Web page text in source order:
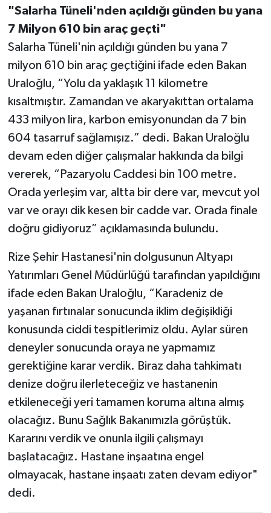
"Salarha Tüneli'nden açıldığı günden bu yana
7 Milyon 610 bin araç geçti"
Salarha Tüneli'nin açıldığı günden bu yana 7
milyon 610 bin araç geçtiğini ifade eden Bakan
Uraloğlu, “Yolu da yaklaşık 11 kilometre
kısaltmıştır. Zamandan ve akaryakıttan ortalama
433 milyon lira, karbon emisyonundan da 7 bin
604 tasarruf sağlamışız.” dedi. Bakan Uraloğlu
devam eden diğer çalışmalar hakkında da bilgi
vererek, “Pazaryolu Caddesi bin 100 metre.
Orada yerleşim var, altta bir dere var, mevcut yol
var ve orayı dik kesen bir cadde var. Orada finale
doğru gidiyoruz” açıklamasında bulundu.
Rize Şehir Hastanesi'nin dolgusunun Altyapı
Yatırımları Genel Müdürlüğü tarafından yapıldığını
ifade eden Bakan Uraloğlu, “Karadeniz de
yaşanan fırtınalar sonucunda iklim değişikliği
konusunda ciddi tespitlerimiz oldu. Aylar süren
deneyler sonucunda oraya ne yapmamız
gerektiğine karar verdik. Biraz daha tahkimatı
denize doğru ilerleteceğiz ve hastanenin
etkileneceği yeri tamamen koruma altına almış
olacağız. Bunu Sağlık Bakanımızla görüştük.
Kararını verdik ve onunla ilgili çalışmayı
başlatacağız. Hastane inşaatına engel
olmayacak, hastane inşaatı zaten devam ediyor"
dedi.